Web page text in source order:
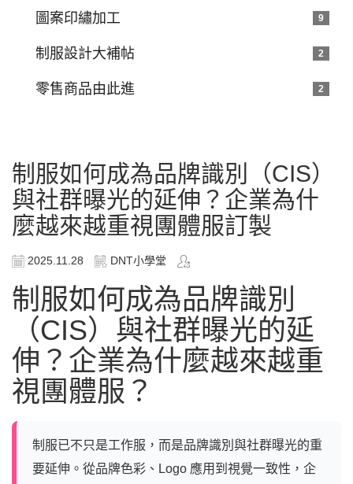
圖案印繡加工 9
制服設計大補帖 2
零售商品由此進 2
制服如何成為品牌識別（CIS）
與社群曝光的延伸？企業為什
麼越來越重視團體服訂製
2025.11.28 DNT小學堂
制服如何成為品牌識別
（CIS）與社群曝光的延
伸？企業為什麼越來越重
視團體服？
制服已不只是工作服，而是品牌識別與社群曝光的重
要延伸。從品牌色彩、Logo 應用到視覺一致性，企